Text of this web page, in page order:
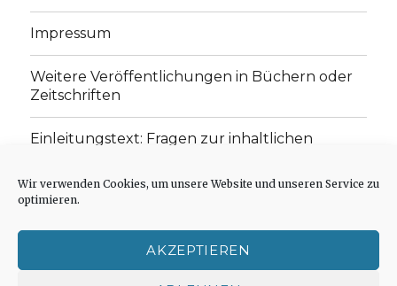
Wir verwenden Cookies, um unsere Website und unseren Service zu
optimieren.
AKZEPTIEREN
Impressum
Weitere Veröffentlichungen in Büchern oder
Zeitschriften
Einleitungstext: Fragen zur inhaltlichen
„schwachen Glaubens“
Cookie-Richtlinie (EU)